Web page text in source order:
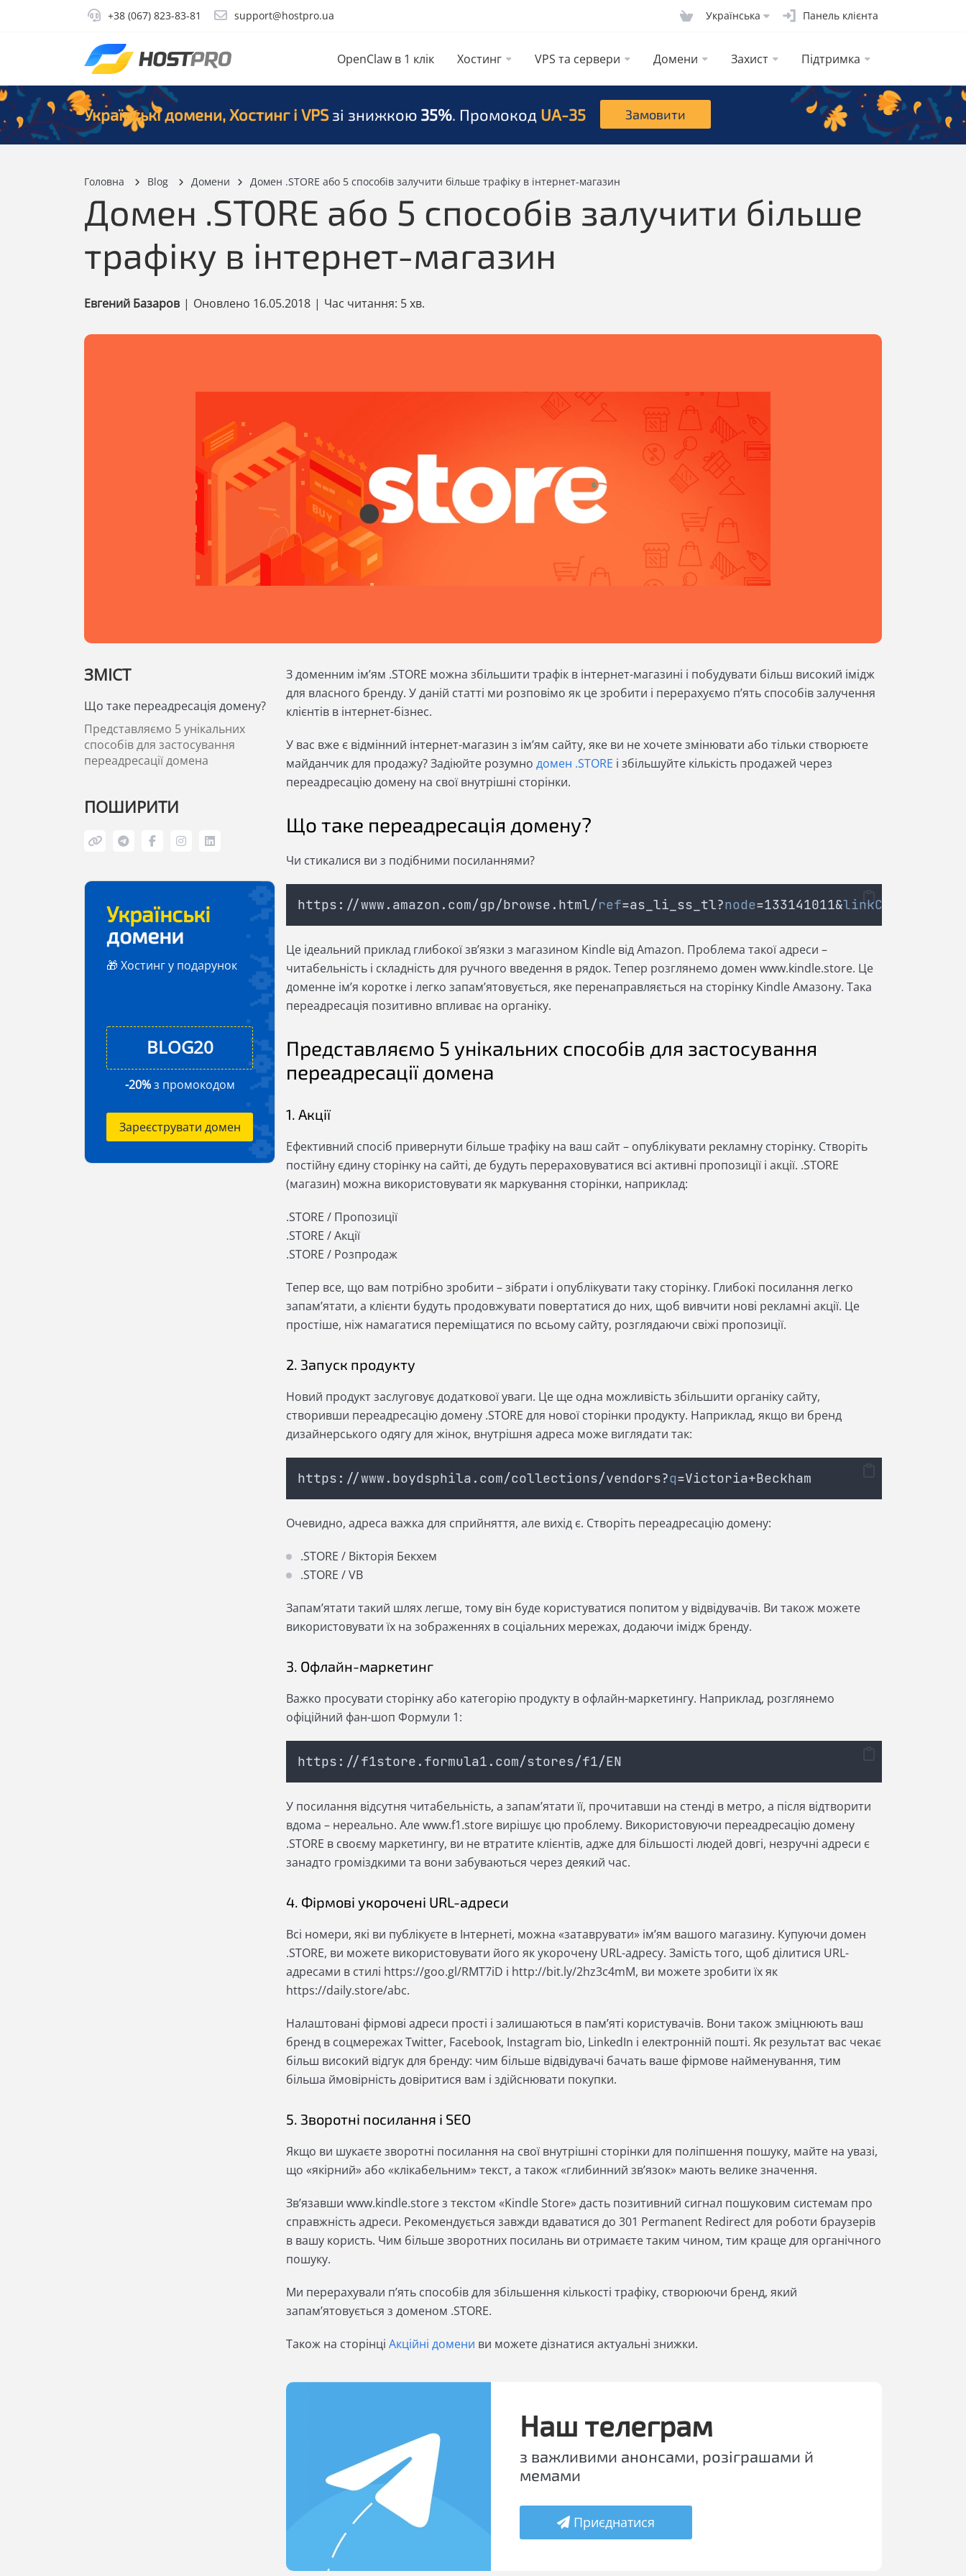
+38 (067) 823-83-81 support@hostpro.ua Українська Панель клієнта
OpenClaw в 1 клік Хостинг VPS та сервери Домени Захист Підтримка
Українські домени, Хостинг і VPS зі знижкою 35%. Промокод UA-35 Замовити
Головна Blog Домени Домен .STORE або 5 способів залучити більше трафіку в інтернет-магазин
Домен .STORE або 5 способів залучити більше
трафіку в інтернет-магазин
Евгений Базаров | Оновлено 16.05.2018 | Час читання: 5 хв.
ЗМІСТ
Що таке переадресація домену?
Представляємо 5 унікальних
способів для застосування
переадресації домена
ПОШИРИТИ
Українські
домени
🎁 Хостинг у подарунок
-20%з промокодом
Зареєструвати домен
З доменним ім’ям .STORE можна збільшити трафік в інтернет-магазині і побудувати більш високий імідж
для власного бренду. У даній статті ми розповімо як це зробити і перерахуємо п’ять способів залучення
клієнтів в інтернет-бізнес.
У вас вже є відмінний інтернет-магазин з ім’ям сайту, яке ви не хочете змінювати або тільки створюєте
майданчик для продажу? Задіюйте розумнодомен .STORE і збільшуйте кількість продажей через
переадресацію домену на свої внутрішні сторінки.
Що таке переадресація домену?
Чи стикалися ви з подібними посиланнями?
https://www.amazon.com/gp/browse.html/ref=as_li_ss_tl?node=133141011&linkCode
Це ідеальний приклад глибокої зв’язки з магазином Kindle від Amazon. Проблема такої адреси –
читабельність і складність для ручного введення в рядок. Тепер розглянемо домен www.kindle.store. Це
доменне ім’я коротке і легко запам’ятовується, яке перенаправляється на сторінку Kindle Амазону. Така
переадресація позитивно впливає на органіку.
Представляємо 5 унікальних способів для застосування
переадресації домена
1. Акції
Ефективний спосіб привернути більше трафіку на ваш сайт – опублікувати рекламну сторінку. Створіть
постійну єдину сторінку на сайті, де будуть перераховуватися всі активні пропозиції і акції. .STORE
(магазин) можна використовувати як маркування сторінки, наприклад:
.STORE / Пропозиції
.STORE / Акції
.STORE / Розпродаж
Тепер все, що вам потрібно зробити – зібрати і опублікувати таку сторінку. Глибокі посилання легко
запам’ятати, а клієнти будуть продовжувати повертатися до них, щоб вивчити нові рекламні акції. Це
простіше, ніж намагатися переміщатися по всьому сайту, розглядаючи свіжі пропозиції.
2. Запуск продукту
Новий продукт заслуговує додаткової уваги. Це ще одна можливість збільшити органіку сайту,
створивши переадресацію домену .STORE для нової сторінки продукту. Наприклад, якщо ви бренд
дизайнерського одягу для жінок, внутрішня адреса може виглядати так:
https://www.boydsphila.com/collections/vendors?q=Victoria+Beckham
Очевидно, адреса важка для сприйняття, але вихід є. Створіть переадресацію домену:
.STORE / Вікторія Бекхем
.STORE / VB
Запам’ятати такий шлях легше, тому він буде користуватися попитом у відвідувачів. Ви також можете
використовувати їх на зображеннях в соціальних мережах, додаючи імідж бренду.
3. Офлайн-маркетинг
Важко просувати сторінку або категорію продукту в офлайн-маркетингу. Наприклад, розглянемо
офіційний фан-шоп Формули 1:
https://f1store.formula1.com/stores/f1/EN
У посилання відсутня читабельність, а запам’ятати її, прочитавши на стенді в метро, ​​а після відтворити
вдома – нереально. Але www.f1.store вирішує цю проблему. Використовуючи переадресацію домену
.STORE в своєму маркетингу, ви не втратите клієнтів, адже для більшості людей довгі, незручні адреси є
занадто громіздкими та вони забуваються через деякий час.
4. Фірмові укорочені URL-адреси
Всі номери, які ви публікуєте в Інтернеті, можна «затаврувати» ім’ям вашого магазину. Купуючи домен
.STORE, ви можете використовувати його як укорочену URL-адресу. Замість того, щоб ділитися URL-
адресами в стилі https://goo.gl/RMT7iD і http://bit.ly/2hz3c4mM, ви можете зробити їх як
https://daily.store/abc.
Налаштовані фірмові адреси прості і залишаються в пам’яті користувачів. Вони також зміцнюють ваш
бренд в соцмережах Twitter, Facebook, Instagram bio, LinkedIn і електронній пошті. Як результат вас чекає
більш високий відгук для бренду: чим більше відвідувачі бачать ваше фірмове найменування, тим
більша ймовірність довіритися вам і здійснювати покупки.
5. Зворотні посилання і SEO
Якщо ви шукаєте зворотні посилання на свої внутрішні сторінки для поліпшення пошуку, майте на увазі,
що «якірний» або «клікабельним» текст, а також «глибинний зв’язок» мають велике значення.
Зв’язавши www.kindle.store з текстом «Kindle Store» дасть позитивний сигнал пошуковим системам про
справжність адреси. Рекомендується завжди вдаватися до 301 Permanent Redirect для роботи браузерів
в вашу користь. Чим більше зворотних посилань ви отримаєте таким чином, тим краще для органічного
пошуку.
Ми перерахували п’ять способів для збільшення кількості трафіку, створюючи бренд, який
запам’ятовується з доменом .STORE.
Також на сторінці Акційні домени ви можете дізнатися актуальні знижки.
Наш телеграм
з важливими анонсами, розіграшами й
мемами
Приєднатися